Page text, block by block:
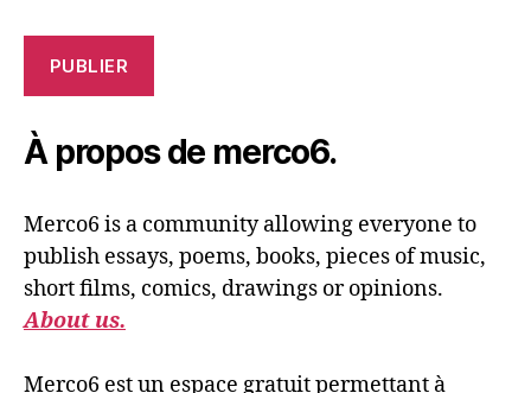
PUBLIER
À propos de merco6.
Merco6 is a community allowing everyone to
publish essays, poems, books, pieces of music,
short films, comics, drawings or opinions.
About us.
Merco6 est un espace gratuit permettant à